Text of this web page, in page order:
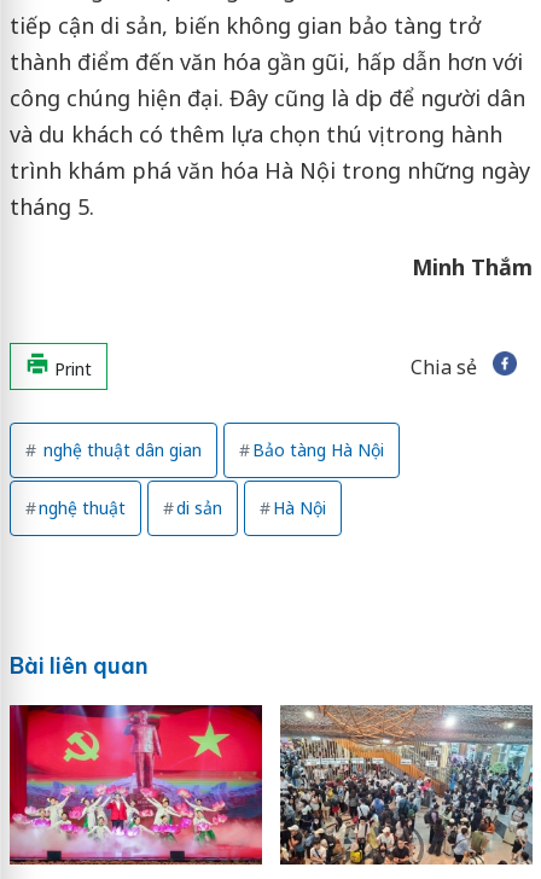
tiếp cận di sản, biến không gian bảo tàng trở
thành điểm đến văn hóa gần gũi, hấp dẫn hơn với
công chúng hiện đại. Đây cũng là dịp để người dân
và du khách có thêm lựa chọn thú vị trong hành
trình khám phá văn hóa Hà Nội trong những ngày
tháng 5.
Minh Thắm
Print Chia sẻ
nghệ thuật dân gian Bảo tàng Hà Nội
nghệ thuật di sản Hà Nội
Bài liên quan